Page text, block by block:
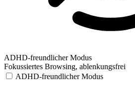
ADHD-freundlicher Modus
Fokussiertes Browsing, ablenkungsfrei
ADHD-freundlicher Modus